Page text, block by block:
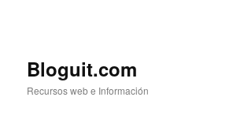
Bloguit.com
Recursos web e Información